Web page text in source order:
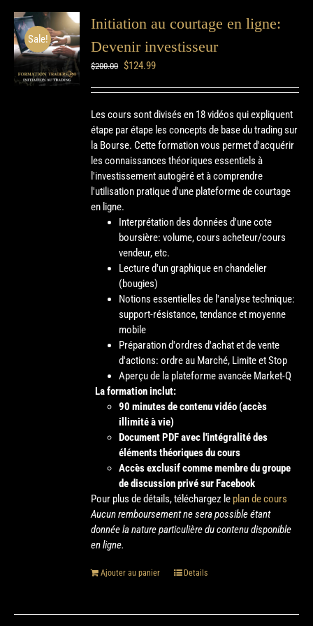
Sale!
Initiation au courtage en ligne:
Devenir investisseur
$200.00 $124.99
Les cours sont divisés en 18 vidéos qui expliquent
étape par étape les concepts de base du trading sur
la Bourse. Cette formation vous permet d'acquérir
les connaissances théoriques essentiels à
l'investissement autogéré et à comprendre
l'utilisation pratique d'une plateforme de courtage
en ligne.
Interprétation des données d'une cote
boursière: volume, cours acheteur/cours
vendeur, etc.
Lecture d'un graphique en chandelier
(bougies)
Notions essentielles de l'analyse technique:
support-résistance, tendance et moyenne
mobile
Préparation d'ordres d'achat et de vente
d'actions: ordre au Marché, Limite et Stop
Aperçu de la plateforme avancée Market-Q
La formation inclut:
90 minutes de contenu vidéo (accès
illimité à vie)
Document PDF avec l'intégralité des
éléments théoriques du cours
Accès exclusif comme membre du groupe
de discussion privé sur Facebook
Pour plus de détails, téléchargez le plan de cours
Aucun remboursement ne sera possible étant
donnée la nature particulière du contenu disponible
en ligne.
Ajouter au panier Details